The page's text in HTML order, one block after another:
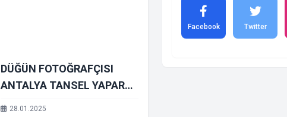
DÜĞÜN FOTOĞRAFÇISI
ANTALYA TANSEL YAPAR
PHOTOGRAPHY
28.01.2025
Facebook Twitter